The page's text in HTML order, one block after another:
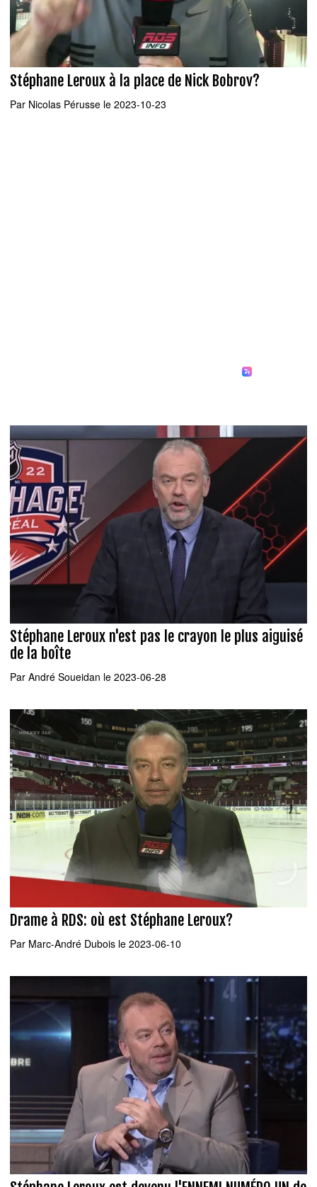
Stéphane Leroux à la place de Nick Bobrov?
Par Nicolas Pérusse le 2023-10-23
Stéphane Leroux n'est pas le crayon le plus aiguisé
de la boîte
Par André Soueidan le 2023-06-28
Drame à RDS: où est Stéphane Leroux?
Par Marc-André Dubois le 2023-06-10